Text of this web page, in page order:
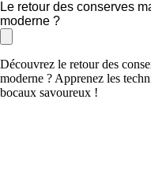
Le retour des conserves
moderne ?
Découvrez le retour des
moderne ? Apprenez les
bocaux savoureux !